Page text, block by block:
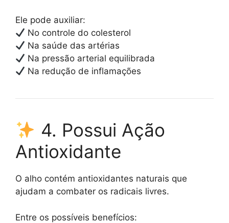
Ele pode auxiliar:
No controle do colesterol
Na saúde das artérias
Na pressão arterial equilibrada
Na redução de inflamações
4. Possui Ação
Antioxidante
O alho contém antioxidantes naturais que
ajudam a combater os radicais livres.
Entre os possíveis benefícios: